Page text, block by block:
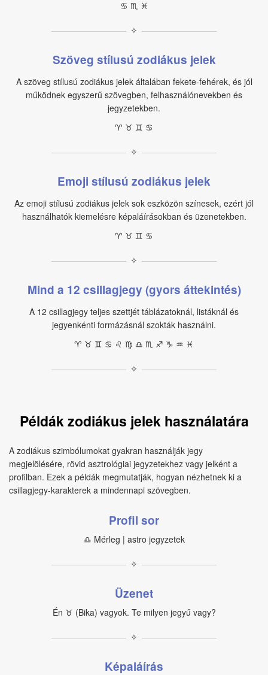
♋︎ ♏︎ ♓︎
✧
Szöveg stílusú zodiákus jelek
A szöveg stílusú zodiákus jelek általában fekete‑fehérek, és jól
működnek egyszerű szövegben, felhasználónevekben és
jegyzetekben.
♈︎ ♉︎ ♊︎ ♋︎
✧
Emoji stílusú zodiákus jelek
Az emoji stílusú zodiákus jelek sok eszközön színesek, ezért jól
használhatók kiemelésre képaláírásokban és üzenetekben.
♈ ♉ ♊ ♋
✧
Mind a 12 csillagjegy (gyors áttekintés)
A 12 csillagjegy teljes szettjét táblázatoknál, listáknál és
jegyenkénti formázásnál szokták használni.
♈︎ ♉︎ ♊︎ ♋︎ ♌︎ ♍︎ ♎︎ ♏︎ ♐︎ ♑︎ ♒︎ ♓︎
✧
Példák zodiákus jelek használatára
A zodiákus szimbólumokat gyakran használják jegy
megjelölésére, rövid asztrológiai jegyzetekhez vagy jelként a
profilban. Ezek a példák megmutatják, hogyan nézhetnek ki a
csillagjegy‑karakterek a mindennapi szövegben.
Profil sor
♎︎ Mérleg | astro jegyzetek
✧
Üzenet
Én ♉︎ (Bika) vagyok. Te milyen jegyű vagy?
✧
Képaláírás